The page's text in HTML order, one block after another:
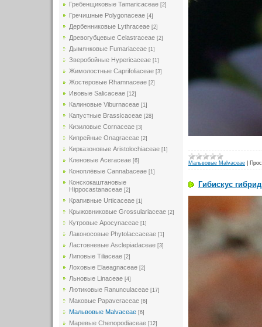
Гребенщиковые Tamaricaceae [2]
Гречишные Polygonaceae [4]
Дербенниковые Lythraceae [2]
Древогубцевые Celastraceae [2]
Дымянковые Fumariaceae [1]
Зверобойные Hypericaceae [1]
Жимолостные Caprifoliaceae [3]
Жостеровые Rhamnaceae [2]
Ивовые Salicaceae [12]
Калиновые Viburnaceae [1]
Капустные Brassicaceae [28]
Кизиловые Cornaceae [3]
Кипрейные Onagraceae [2]
Кирказоновые Aristolochiaceae [1]
Кленовые Aceraceae [6]
Коноплёвые Cannabaceae [1]
Конскокаштановые
Hippocastanaceae [2]
Крапивные Urticaceae [1]
Крыжовниковые Grossulariaceae [2]
Кутровые Apocynaceae [1]
Лаконосовые Phytolaccaceae [1]
Ластовневые Asclepiadaceae [3]
Липовые Tiliaceae [2]
Лоховые Elaeagnaceae [2]
Льновые Linaceae [4]
Лютиковые Ranunculaceae [17]
Маковые Papaveraceae [6]
Мальвовые Malvaceae [6]
Маревые Chenopodiaceae [12]
Мальвовые Malvaceae
Гибискус